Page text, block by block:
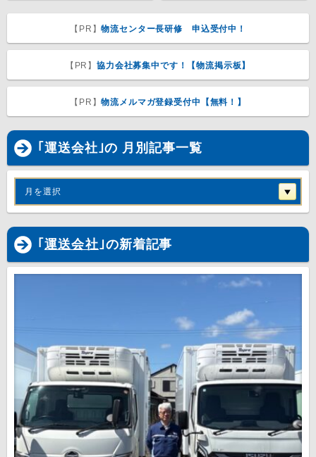
【PR】物流センター長研修 申込受付中！
【PR】協力会社募集中です！【物流掲示板】
【PR】物流メルマガ登録受付中【無料！】
｢運送会社｣の 月別記事一覧
月を選択
｢ 運送会社｣の新着記事